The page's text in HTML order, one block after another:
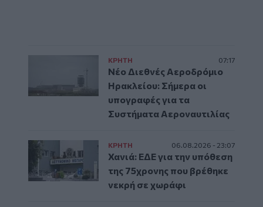
ΚΡΗΤΗ 07:17
Νέο Διεθνές Αεροδρόμιο
Ηρακλείου: Σήμερα οι
υπογραφές για τα
Συστήματα Αεροναυτιλίας
ΚΡΗΤΗ 06.08.2026 - 23:07
Χανιά: ΕΔΕ για την υπόθεση
της 75χρονης που βρέθηκε
νεκρή σε χωράφι